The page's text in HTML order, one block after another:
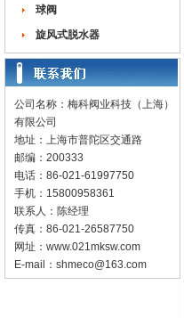
球阀
旋风式脱水器
公司名称：梅科阀业科技（上海）
有限公司
地址：上海市普陀区交通路
邮编：200333
电话：86-021-61997750
手机：15800958361
联系人：陈经理
传真：86-021-26587750
网址： www.021mksw.com
E-mail： shmeco@163.com